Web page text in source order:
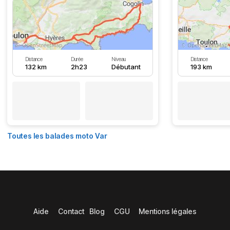
Distance
132 km
Durée
2h23
Niveau
Débutant
Distance
193 km
Toutes les balades moto Var
Aide Contact Blog CGU Mentions légales